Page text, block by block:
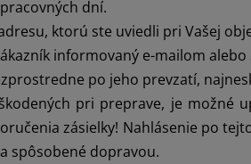
dní.
ktorú ste uviedli pri Vašej
informovaný e-mailom alebo
po jeho prevzatí,
pri preprave, je možné
zásielky! Nahlásenie po
spôsobené dopravou.